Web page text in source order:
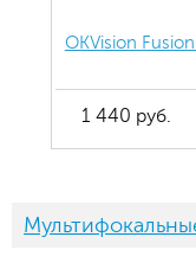
OKVision
1 440 руб.